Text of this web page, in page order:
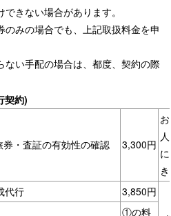
きない場合があります。
のみの場合でも、上記取扱料金を申
ない手配の場合は、都度、契約の際
契約)
・査証の有効性の確認 3,300円
き
代行
3,850円
①の料